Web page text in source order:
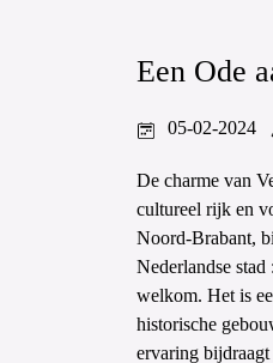
Een Ode
05-02-2024
De charme van
cultureel rijk en
Noord-Brabant,
Nederlandse stad
welkom. Het is
historische
ervaring bijdraagt